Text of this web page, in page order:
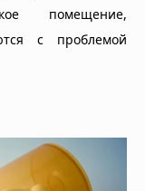
помещение,
с проблемой